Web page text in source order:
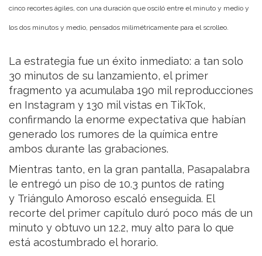
cinco recortes ágiles, con una duración que osciló entre el minuto y medio y
los dos minutos y medio , pensados milimétricamente para el scrolleo
La estrategia fue un éxito inmediato: a tan solo
30 minutos de su lanzamiento, el primer
fragmento ya acumulaba 190 mil reproducciones
en Instagram y 130 mil vistas en TikTok,
confirmando la enorme expectativa que habían
generado los rumores de la química entre
ambos durante las grabaciones.
Mientras tanto, en la gran pantalla, Pasapalabra
le entregó un piso de 10.3 puntos de rating
y Triángulo Amoroso escaló enseguida. El
recorte del primer capítulo duró poco más de un
minuto y obtuvo un 12.2, muy alto para lo que
está acostumbrado el horario.